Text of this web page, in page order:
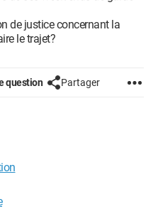
de justice concernant la
le trajet?
question Partager